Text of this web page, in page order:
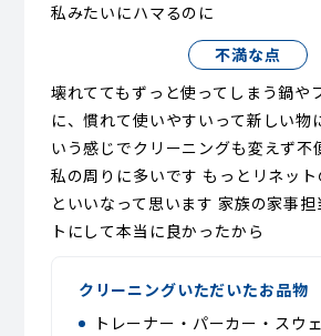
私みたいにハマるのに
不満な点
壊れててもずっと使ってしまう鍋や
に、慣れて使いやすいって新しい物
いう感じでクリーニングも変えず
私の周りに多いです もっとリネッ
といいなって思います 家族の家事
トにして本当に良かったから
クリーニングいただいたお品物
トレーナー・パーカー・スウ